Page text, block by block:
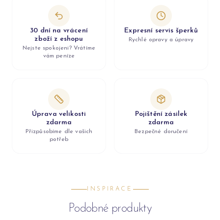
30 dní na vrácení
zboží z eshopu
Nejste spokojeni? Vrátíme
vám peníze
Expresní servis šperků
Rychlé opravy a úpravy
Úprava velikosti
zdarma
Přizpůsobíme dle vašich
potřeb
Pojištění zásilek
zdarma
Bezpečné doručení
INSPIRACE
Podobné produkty